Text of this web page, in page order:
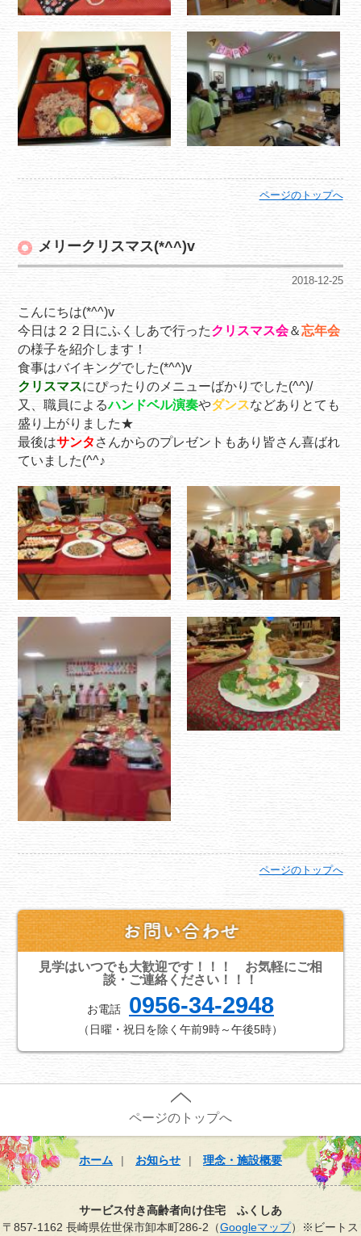
ページのトップへ
メリークリスマス(*^^)v
2018-12-25
こんにちは(*^^)v
今日は２２日にふくしあで行ったクリスマス会＆忘年会
の様子を紹介します！
食事はバイキングでした(*^^)v
クリスマスにぴったりのメニューばかりでした(^^)/
又、職員によるハンドベル演奏やダンスなどありとても
盛り上がりました★
最後はサンタ さんからのプレゼントもあり皆さん喜ばれ
ていました(^^♪
ページのトップへ
見学はいつでも大歓迎です！！！ お気軽にご相
談・ご連絡ください！！！
お電話 0956-34-2948
（日曜・祝日を除く午前9時～午後5時）
ページのトップへ
ホーム お知らせ 理念・施設概要
サービス付き高齢者向け住宅 ふくしあ
〒857-1162 長崎県佐世保市卸本町286-2（Googleマップ）※ビートス